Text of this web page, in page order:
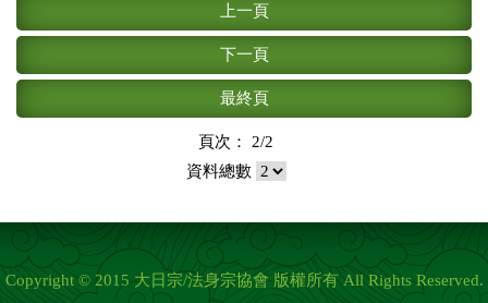
上一頁
下一頁
最終頁
頁次： 2/2
資料總數
Copyright © 2015 大日宗/法身宗協會 版權所有 All Rights Reserved.